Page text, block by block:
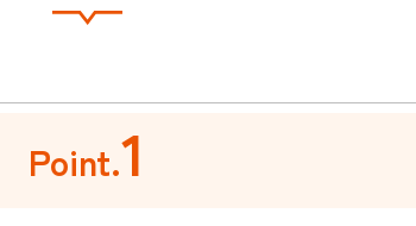
Point.1